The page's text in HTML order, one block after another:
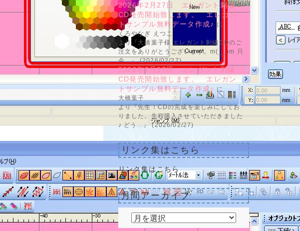
2026年2月27日 エレガント刺繍
CD発売開始致します。 エレガン
トサンプル無料データ作成♪ に
くろやなぎ えつこ
より『大橋葉子様 エレガント刺繍CDのご
注文をありがとうございます。m(__)m 只
今...』 (2026/02/27)
2026年2月27日 エレガント刺繍
CD発売開始致します。 エレガン
トサンプル無料データ作成♪ に
大橋葉子
より『先生！CDの完成を楽しみにしてお
りました。先程購入させていただきました
♪ どう...』 (2026/02/27)
リンク集はこちら
リンク集はこちら
月間アーカイブ